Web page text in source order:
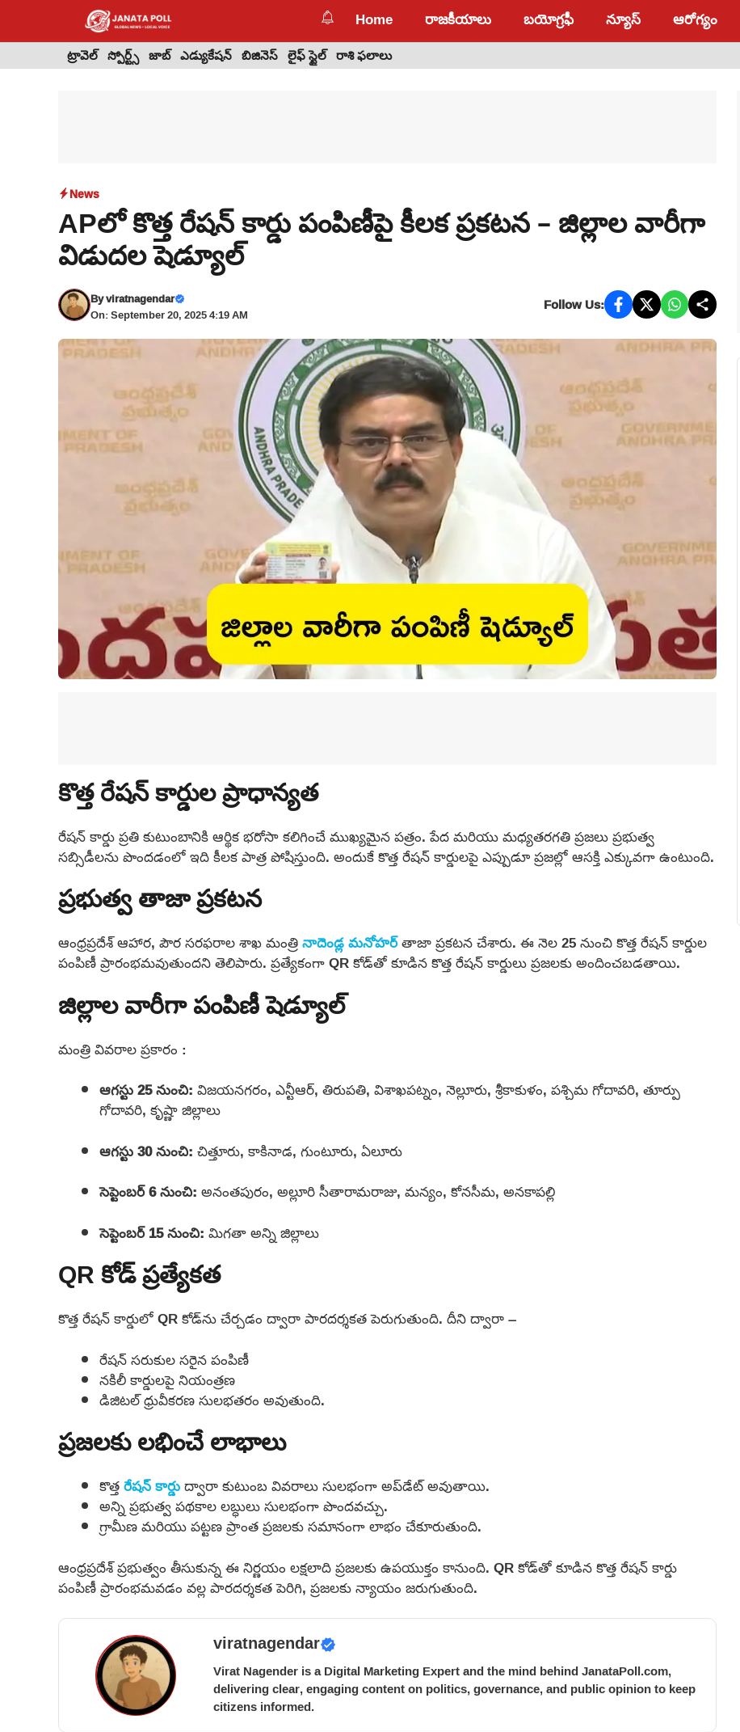
content
Home రాజకీయాలు బయోగ్రఫీ న్యూస్ ఆరోగ్యం
ట్రావెల్ స్పోర్ట్స్ జాబ్ ఎడ్యుకేషన్ బిజినెస్ లైఫ్ స్టైల్ రాశి ఫలాలు
News
APలో కొత్త రేషన్ కార్డు పంపిణీపై కీలక ప్రకటన – జిల్లాల వారీగా
విడుదల షెడ్యూల్
Byviratnagendar
On: September 20, 2025 4:19 AM
Follow Us:
కొత్త రేషన్ కార్డుల ప్రాధాన్యత
రేషన్ కార్డు ప్రతి కుటుంబానికి ఆర్థిక భరోసా కలిగించే ముఖ్యమైన పత్రం. పేద మరియు మధ్యతరగతి ప్రజలు ప్రభుత్వ
సబ్సిడీలను పొందడంలో ఇది కీలక పాత్ర పోషిస్తుంది. అందుకే కొత్త రేషన్ కార్డులపై ఎప్పుడూ ప్రజల్లో ఆసక్తి ఎక్కువగా ఉంటుంది.
ప్రభుత్వ తాజా ప్రకటన
ఆంధ్రప్రదేశ్ ఆహార, పౌర సరఫరాల శాఖ మంత్రినాదెండ్ల మనోహర్తాజా ప్రకటన చేశారు. ఈ నెల 25 నుంచి కొత్త రేషన్ కార్డుల
పంపిణీ ప్రారంభమవుతుందని తెలిపారు. ప్రత్యేకంగా QR కోడ్‌తో కూడిన కొత్త రేషన్ కార్డులు ప్రజలకు అందించబడతాయి.
జిల్లాల వారీగా పంపిణీ షెడ్యూల్
మంత్రి వివరాల ప్రకారం :
ఆగస్టు 25 నుంచి:విజయనగరం, ఎన్టీఆర్, తిరుపతి, విశాఖపట్నం, నెల్లూరు, శ్రీకాకుళం, పశ్చిమ గోదావరి, తూర్పు
గోదావరి, కృష్ణా జిల్లాలు
ఆగస్టు 30 నుంచి:చిత్తూరు, కాకినాడ, గుంటూరు, ఏలూరు
సెప్టెంబర్ 6 నుంచి:అనంతపురం, అల్లూరి సీతారామరాజు, మన్యం, కోనసీమ, అనకాపల్లి
సెప్టెంబర్ 15 నుంచి:మిగతా అన్ని జిల్లాలు
QR కోడ్ ప్రత్యేకత
కొత్త రేషన్ కార్డులో QR కోడ్‌ను చేర్చడం ద్వారా పారదర్శకత పెరుగుతుంది. దీని ద్వారా –
రేషన్ సరుకుల సరైన పంపిణీ
నకిలీ కార్డులపై నియంత్రణ
డిజిటల్ ధ్రువీకరణ సులభతరం అవుతుంది.
ప్రజలకు లభించే లాభాలు
కొత్తరేషన్ కార్డుద్వారా కుటుంబ వివరాలు సులభంగా అప్‌డేట్ అవుతాయి.
అన్ని ప్రభుత్వ పథకాల లబ్ధులు సులభంగా పొందవచ్చు.
గ్రామీణ మరియు పట్టణ ప్రాంత ప్రజలకు సమానంగా లాభం చేకూరుతుంది.
ఆంధ్రప్రదేశ్ ప్రభుత్వం తీసుకున్న ఈ నిర్ణయం లక్షలాది ప్రజలకు ఉపయుక్తం కానుంది. QR కోడ్‌తో కూడిన కొత్త రేషన్ కార్డు
పంపిణీ ప్రారంభమవడం వల్ల పారదర్శకత పెరిగి, ప్రజలకు న్యాయం జరుగుతుంది.
viratnagendar
Virat Nagender is a Digital Marketing Expert and the mind behind JanataPoll.com,
delivering clear, engaging content on politics, governance, and public opinion to keep
citizens informed.